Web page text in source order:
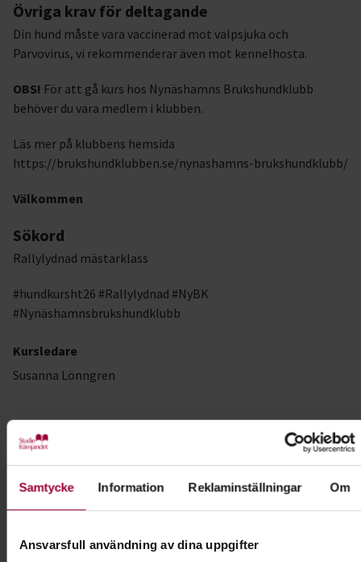
Samtycke Information Reklaminställningar Om
Ansvarsfull användning av dina uppgifter
Övriga krav för deltagande
Din hund måste vara vaccinerad mot valpsjuka och
Parvovirus, vi rekommenderar även mot kennelhosta.
OBS! För att gå kurs hos Nynäshamns Brukshundklubb
behöver du vara medlem i klubben.
Läs mer på klubbens hemsida
https://brukshundklubben.se/nynashamns-brukshundklubb/
Välkommen
Sökord
Rallylydnad mästarklass
#hundkursht26 #Rallylydnad #NyBK
#Nynäshamnsbrukshundklubb
Kursledare
Susanna Lönngren
Kontakt
Josefin Hamilton
Folkbildningsutvecklare Hund
Skicka e-post